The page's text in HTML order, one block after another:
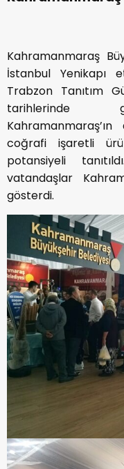
Kahramanmaraş
İstanbul Yenikapı
Trabzon Tanıtım
tarihlerinde
coğrafi işaretli
potansiyeli
vatandaşlar
gösterdi.